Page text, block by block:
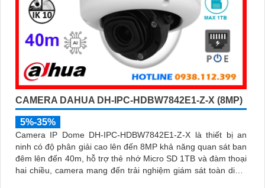
CAMERA DAHUA DH-IPC-HDBW7842E1-Z-X (8MP)
5%-35%
Camera IP Dome DH-IPC-HDBW7842E1-Z-X là thiết bị an
ninh có độ phân giải cao lên đến 8MP khả năng quan sát ban
đêm lên đến 40m, hỗ trợ thẻ nhớ Micro SD 1TB và đàm thoại
hai chiều, camera mang đến trải nghiệm giám sát toàn diện.